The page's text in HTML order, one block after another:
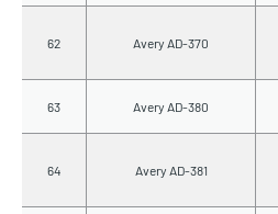
62 Avery AD-370
63 Avery AD-380
64 Avery AD-381